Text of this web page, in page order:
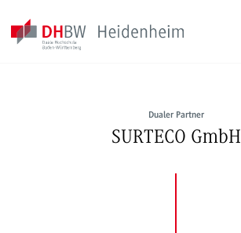
Dualer Partner
SURTECO GmbH